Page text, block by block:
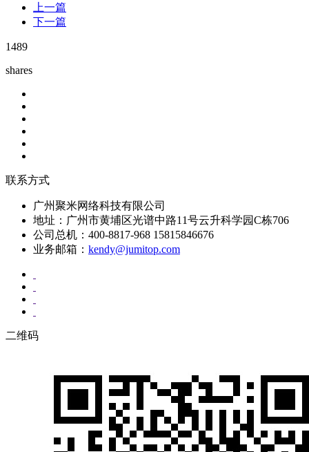
上一篇
下一篇
1489
shares
联系方式
广州聚米网络科技有限公司
地址：广州市黄埔区光谱中路11号云升科学园C栋706
公司总机：400-8817-968 15815846676
业务邮箱： kendy@jumitop.com
二维码